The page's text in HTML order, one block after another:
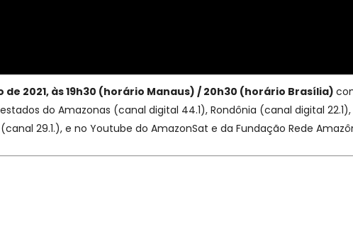
de 2021, às 19h30 (horário Manaus) / 20h30 (horário Brasília)
do Amazonas (canal digital 44.1), Rondônia (canal digital 22.1),
29.1.), e no Youtube do AmazonSat e da Fundação Rede